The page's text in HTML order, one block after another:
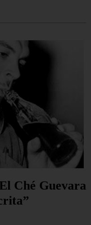
Ché Guevara